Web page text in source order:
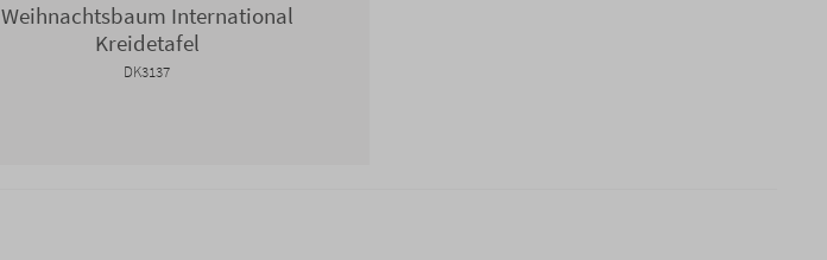
Weihnachtsbaum International
Kreidetafel
DK3137